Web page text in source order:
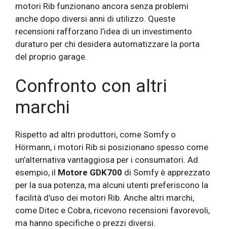
motori Rib funzionano ancora senza problemi
anche dopo diversi anni di utilizzo. Queste
recensioni rafforzano l’idea di un investimento
duraturo per chi desidera automatizzare la porta
del proprio garage.
Confronto con altri
marchi
Rispetto ad altri produttori, come Somfy o
Hörmann, i motori Rib si posizionano spesso come
un’alternativa vantaggiosa per i consumatori. Ad
esempio, il Motore GDK700 di Somfy è apprezzato
per la sua potenza, ma alcuni utenti preferiscono la
facilità d’uso dei motori Rib. Anche altri marchi,
come Ditec e Cobra, ricevono recensioni favorevoli,
ma hanno specifiche o prezzi diversi.